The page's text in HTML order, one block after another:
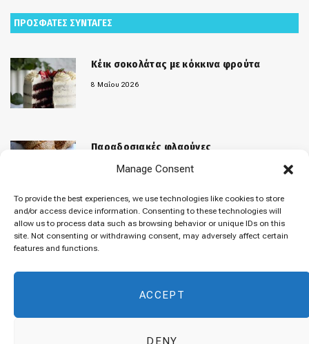
Manage Consent
To provide the best experiences, we use technologies like cookies to store
and/or access device information. Consenting to these technologies will
allow us to process data such as browsing behavior or unique IDs on this
site. Not consenting or withdrawing consent, may adversely affect certain
features and functions.
ACCEPT
DENY
ΠΡΟΣΦΑΤΕΣ ΣΥΝΤΑΓΕΣ
Κέικ σοκολάτας με κόκκινα φρούτα
8 Μαΐου 2026
Παραδοσιακές φλαούνες
31 Μαρτίου 2026
«Μελομακάρονα»
9 Δεκεμβρίου 2025